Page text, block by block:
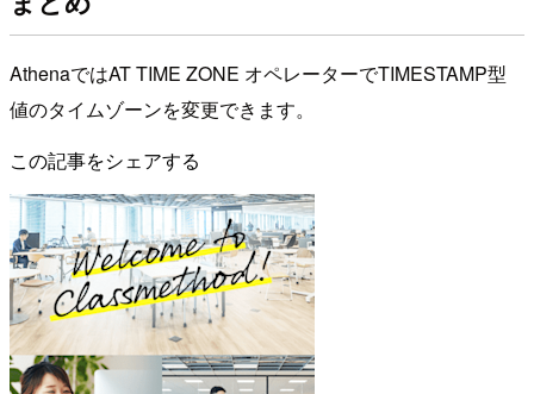
AthenaではAT TIME ZONE オペレーターでTIMESTAMP型
値のタイムゾーンを変更できます。
この記事をシェアする